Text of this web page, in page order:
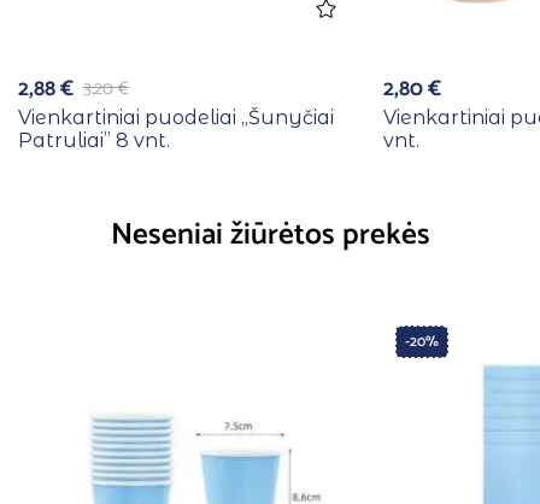
3,20€
2,88€
Vienkartiniai puodeliai ,,Šunyčiai
Patruliai” 8 vnt.
2,80€
Vienkartiniai
vnt.
Neseniai žiūrėtos prekės
-20%